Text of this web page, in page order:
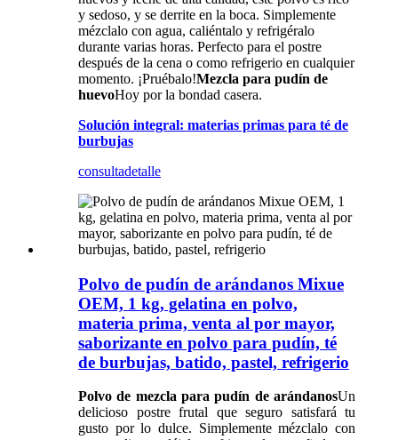
y sedoso, y se derrite en la boca. Simplemente
mézclalo con agua, caliéntalo y refrigéralo
durante varias horas. Perfecto para el postre
después de la cena o como refrigerio en cualquier
momento. ¡Pruébalo!Mezcla para pudín de
huevoHoy por la bondad casera.
Solución integral: materias primas para té de
burbujas
consultadetalle
Polvo de pudín de arándanos Mixue
OEM, 1 kg, gelatina en polvo,
materia prima, venta al por mayor,
saborizante en polvo para pudín, té
de burbujas, batido, pastel, refrigerio
Polvo de mezcla para pudín de arándanosUn
delicioso postre frutal que seguro satisfará tu
gusto por lo dulce. Simplemente mézclalo con